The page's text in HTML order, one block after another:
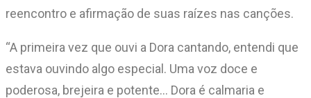
reencontro e afirmação de suas raízes nas canções.
“A primeira vez que ouvi a Dora cantando, entendi que
estava ouvindo algo especial. Uma voz doce e
poderosa, brejeira e potente… Dora é calmaria e